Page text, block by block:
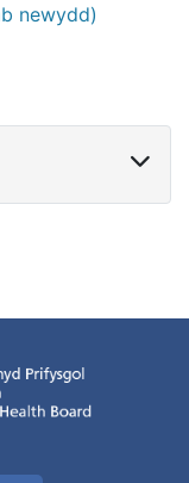
newydd)